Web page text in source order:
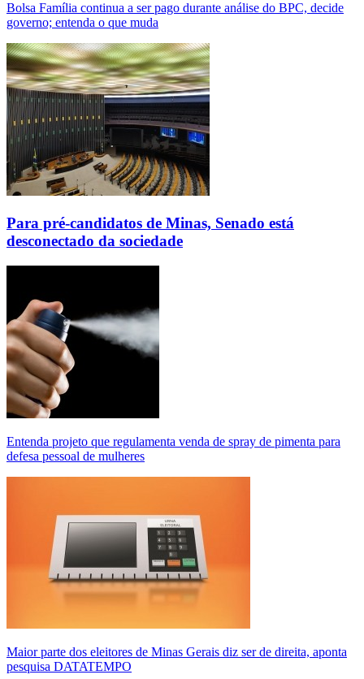
Bolsa Família continua a ser pago durante análise do BPC, decide
governo; entenda o que muda
Para pré-candidatos de Minas, Senado está
desconectado da sociedade
Entenda projeto que regulamenta venda de spray de pimenta para
defesa pessoal de mulheres
Maior parte dos eleitores de Minas Gerais diz ser de direita, aponta
pesquisa DATATEMPO